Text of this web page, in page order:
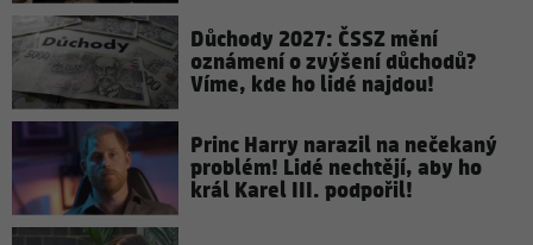
Důchody 2027: ČSSZ mění
oznámení o zvýšení důchodů?
Víme, kde ho lidé najdou!
Princ Harry narazil na nečekaný
problém! Lidé nechtějí, aby ho
král Karel III. podpořil!